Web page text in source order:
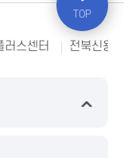
러스센터 전북신용
TOP